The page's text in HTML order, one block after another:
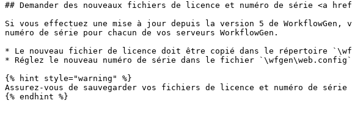
## Demander des nouveaux fichiers de licence et numéro de série <a
Si vous effectuez une mise à jour depuis la version 5 de
numéro de série pour chacun de vos serveurs WorkflowGen.
* Le nouveau fichier de licence doit être copié dans le répertoire
* Réglez le nouveau numéro de série dans le fichier
{% hint style="warning" %}
Assurez-vous de sauvegarder vos fichiers de licence et numéro de
{% endhint %}